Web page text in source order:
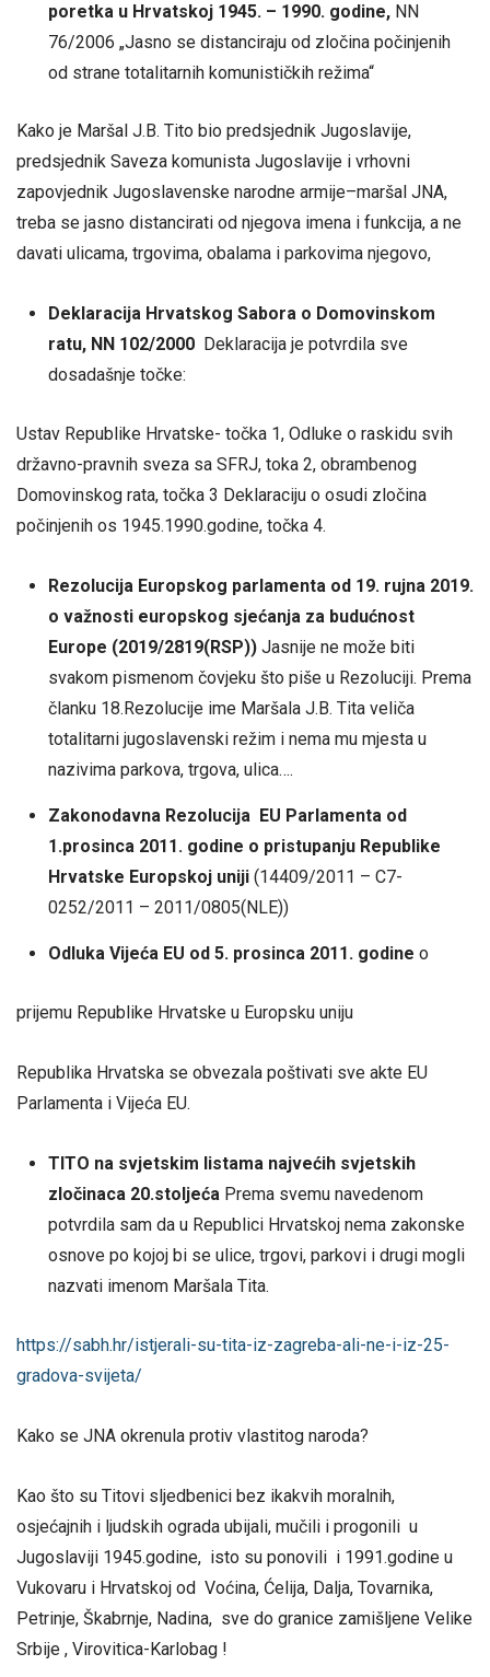
poretka u Hrvatskoj 1945. – 1990. godine,NN
76/2006 „Jasno se distanciraju od zločina počinjenih
od strane totalitarnih komunističkih režima“
Kako je Maršal J.B. Tito bio predsjednik Jugoslavije,
predsjednik Saveza komunista Jugoslavije i vrhovni
zapovjednik Jugoslavenske narodne armije–maršal JNA,
treba se jasno distancirati od njegova imena i funkcija, a ne
davati ulicama, trgovima, obalama i parkovima njegovo,
Deklaracija Hrvatskog Sabora o Domovinskom
ratu, NN 102/2000Deklaracija je potvrdila sve
dosadašnje točke:
Ustav Republike Hrvatske- točka 1, Odluke o raskidu svih
državno-pravnih sveza sa SFRJ, toka 2, obrambenog
Domovinskog rata, točka 3 Deklaraciju o osudi zločina
počinjenih os 1945.1990.godine, točka 4.
Rezolucija Europskog parlamenta od 19. rujna 2019.
o važnosti europskog sjećanja za budućnost
Europe (2019/2819(RSP))Jasnije ne može biti
svakom pismenom čovjeku što piše u Rezoluciji. Prema
članku 18.Rezolucije ime Maršala J.B. Tita veliča
totalitarni jugoslavenski režim i nema mu mjesta u
nazivima parkova, trgova, ulica….
Zakonodavna Rezolucija EU Parlamenta od
1.prosinca 2011. godine o pristupanju Republike
Hrvatske Europskoj uniji(14409/2011 – C7-
0252/2011 – 2011/0805(NLE))
Odluka Vijeća EU od 5. prosinca 2011. godine o
prijemu Republike Hrvatske u Europsku uniju
Republika Hrvatska se obvezala poštivati sve akte EU
Parlamenta i Vijeća EU.
TITO na svjetskim listama najvećih svjetskih
zločinaca 20.stoljeća Prema svemu navedenom
potvrdila sam da u Republici Hrvatskoj nema zakonske
osnove po kojoj bi se ulice, trgovi, parkovi i drugi mogli
nazvati imenom Maršala Tita.
https://sabh.hr/istjerali-su-tita-iz-zagreba-ali-ne-i-iz-25-
gradova-svijeta/
Kako se JNA okrenula protiv vlastitog naroda?
Kao što su Titovi sljedbenici bez ikakvih moralnih,
osjećajnih i ljudskih ograda ubijali, mučili i progonili u
Jugoslaviji 1945.godine, isto su ponovili i 1991.godine u
Vukovaru i Hrvatskoj od Voćina, Ćelija, Dalja, Tovarnika,
Petrinje, Škabrnje, Nadina, sve do granice zamišljene Velike
Srbije , Virovitica-Karlobag !